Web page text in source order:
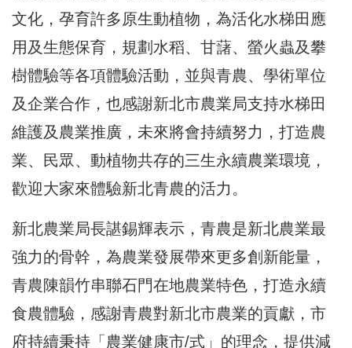
文化，孕育許多原生動植物，為活化水梯田應
用及生態保育，規劃水稻、甘藷、螢火蟲及攀
樹體驗等各項體驗活動，並與青農、學術單位
及企業合作，也感謝新北市農業局支持水梯田
維護及農業推廣，未來將會持續努力，打造農
業、民眾、動植物共存的三生永續農業環境，
歡迎大家來體驗新北青農的活力。
新北農業局長諶錫輝表示，青農是新北農業最
強力的骨幹，為農業發展帶來更多創新能量，
青農陳韻竹串聯石門在地農業特色，打造永續
食農體驗，感謝青農對新北市農業的貢獻，市
府持續秉持「農業健康市/式」的理念，提供減